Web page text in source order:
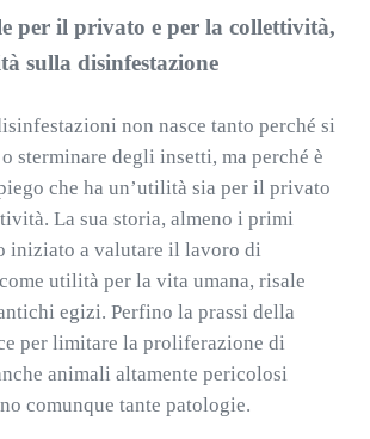
per il privato e per la collettività,
sulla disinfestazione
non nasce tanto perché si
sterminare degli insetti, ma perché è
che ha un’utilità sia per il privato
La sua storia, almeno i primi
iniziato a valutare il lavoro di
utilità per la vita umana, risale
egizi. Perfino la prassi della
per limitare la proliferazione di
animali altamente pericolosi
comunque tante patologie.